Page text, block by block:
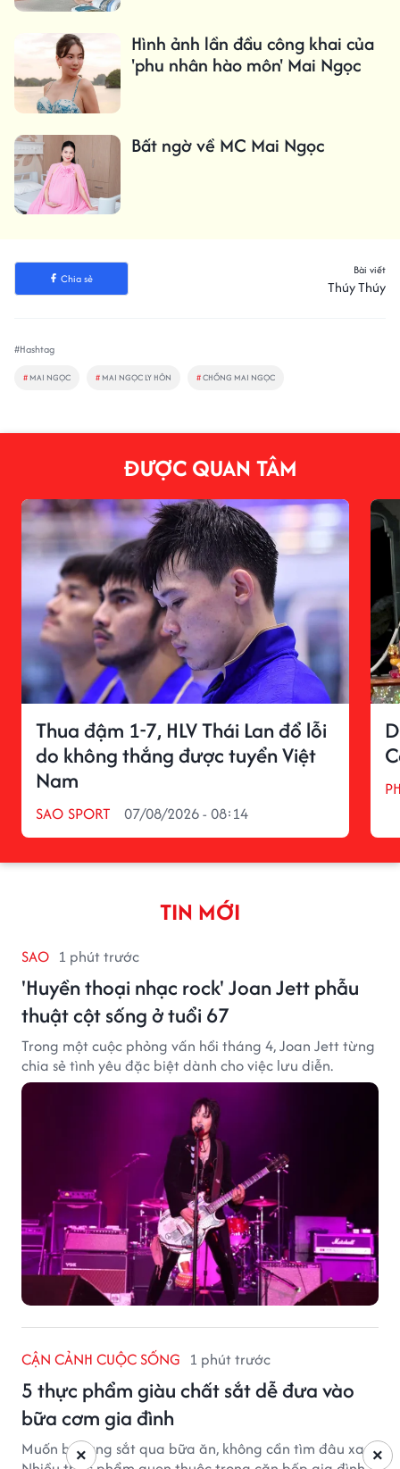
Hình ảnh lần đầu công khai của
'phu nhân hào môn' Mai Ngọc
Bất ngờ về MC Mai Ngọc
Chia sẻ
Bài viết
Thúy Thúy
#Hashtag
# MAI NGỌC # MAI NGỌC LY HÔN #CHỒNG MAI NGỌC
ĐƯỢC QUAN TÂM
Thua đậm 1-7, HLV Thái Lan đổ lỗi
do không thắng được tuyển Việt
Nam
SAO SPORT 07/08/2026 - 08:14
TIN MỚI
SAO 1 phút trước
'Huyền thoại nhạc rock' Joan Jett phẫu
thuật cột sống ở tuổi 67
Trong một cuộc phỏng vấn hồi tháng 4, Joan Jett từng
chia sẻ tình yêu đặc biệt dành cho việc lưu diễn.
CẬN CẢNH CUỘC SỐNG 1 phút trước
5 thực phẩm giàu chất sắt dễ đưa vào
bữa cơm gia đình
Muốn bổ sung sắt qua bữa ăn, không cần tìm đâu xa. ×
×